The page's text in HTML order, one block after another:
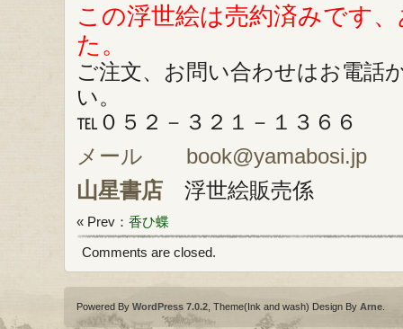
この浮世絵は売約済みです
た。
ご注文、お問い合わせはお電話
い。
℡０５２－３２１－１３６６
メール book@yamabosi.jp
山星書店 浮世絵販売係
« Prev： 香ひ蝶
Comments are closed.
Powered By WordPress 7.0.2 , Theme(Ink and wash) Design By Arne